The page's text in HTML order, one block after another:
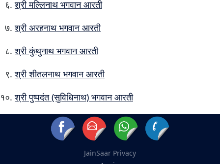
श्री मल्लिनाथ भगवान आरती
श्री अरहनाथ भगवान आरती
श्री कुंथुनाथ भगवान आरती
श्री शीतलनाथ भगवान आरती
श्री पुष्पदंत (सुविधिनाथ) भगवान आरती
JainSaar Privacy